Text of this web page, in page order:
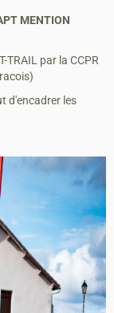
MENTION
TRAIL par la CCPR
d'encadrer les